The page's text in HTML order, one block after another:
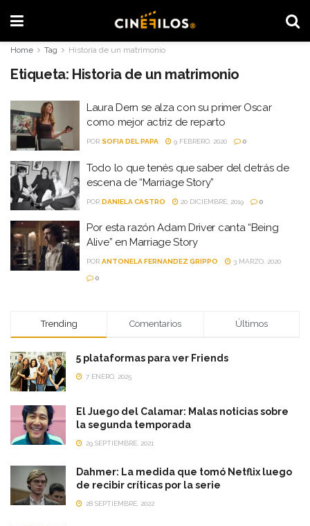
Home Tag Historia de un matrimonio
Etiqueta: Historia de un matrimonio
Laura Dern se alza con su primer Oscar
como mejor actriz de reparto
POR SOFIA DEL PAPA 9 FEBRERO, 2020 0
Todo lo que tenés que saber del detrás de
escena de “Marriage Story”
POR DANIELA CASTRO 20 DICIEMBRE, 2019 0
Por esta razón Adam Driver canta “Being
Alive” en Marriage Story
POR ANTONELA FERNANDEZ GRIPPO 3 MARZO, 2020
0
Trending Comentarios Últimos
5 plataformas para ver Friends
7 ENERO, 2025
El Juego del Calamar: Malas noticias sobre
la segunda temporada
29 SEPTIEMBRE, 2021
Dahmer: La medida que tomó Netflix luego
de recibir críticas por la serie
28 SEPTIEMBRE, 2022